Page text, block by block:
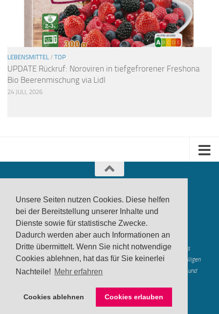
Unsere Seiten nutzen Cookies. Diese helfen
bei der Bereitstellung unserer Inhalte und
Dienste sowie für statistische Zwecke.
Dadurch werden aber auch Informationen an
Dritte übermittelt. Wenn Sie nicht notwendige
Cookies ablehnen, hat das für Sie keinerlei
Nachteile! Mehr erfahren
Cookies ablehnen Cookies erlauben
LEBENSMITTEL / TOP
UPDATE Rückruf: Noroviren in tiefgefrorener Freshona
Bio Beerenmischung via Lidl
24 JULI, 2026
produktwarnung.eu - 2007-2026
Made in Gerstetten |Medienzentrum Gerstetten
Alle genannten Marken, Warenzeichen und Logos innerhalb dieses
Medienangebotes sind durch die Marken- und Urheberechte der jeweiligen
Rechteinhaber geschützt, und dienen lediglich der Berichterstattung und